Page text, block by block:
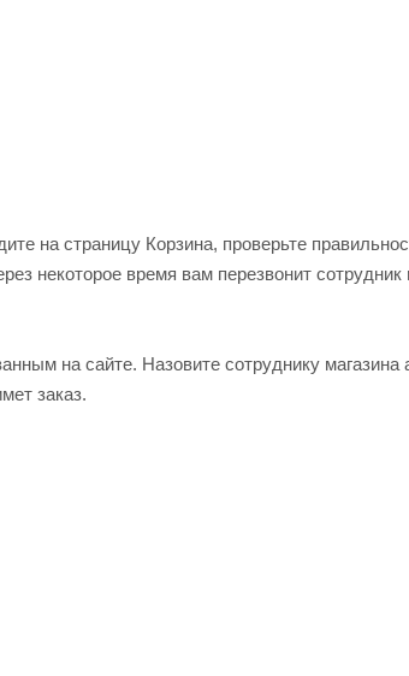
на страницу Корзина, проверьте
некоторое время вам перезвонит сотрудник
на сайте. Назовите сотруднику магазина
заказ.